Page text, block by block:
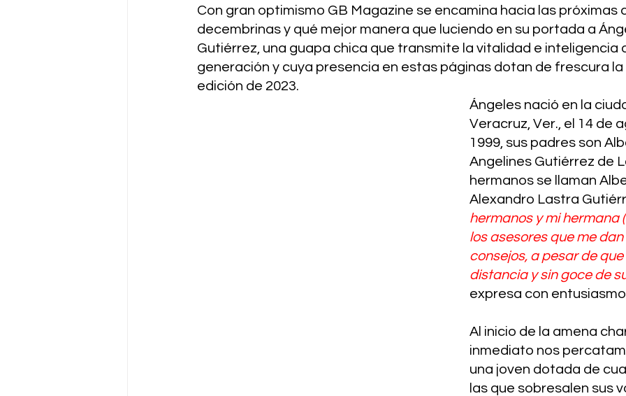
Con gran optimismo GB Magazine se encamina hacia las próximas
decembrinas y qué mejor manera que luciendo en su portada a
Gutiérrez, una guapa chica que transmite la vitalidad e inteligencia
generación y cuya presencia en estas páginas dotan de frescura
edición de 2023.
Ángeles nació en la
Veracruz, Ver., el 14 de
1999, sus padres son
Angelines Gutiérrez de
hermanos se llaman
Alexandro Lastra
hermanos y mi hermana
los asesores que me
consejos, a pesar de
distancia y sin goce de
expresa con
Al inicio de la amena
inmediato nos
una joven dotada de
las que sobresalen sus